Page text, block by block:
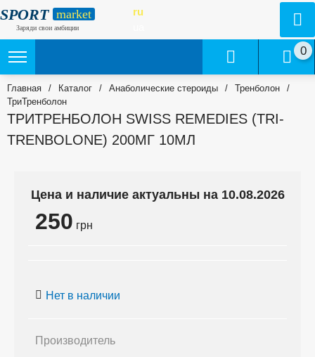
SPORT market
Заряди свои амбиции
ru
0
Главная / Каталог / Анаболические стероиды / Тренболон
/
ТриТренболон
ТРИТРЕНБОЛОН SWISS REMEDIES (TRI-
TRENBOLONE) 200МГ 10МЛ
Цена и наличие актуальны на 10.08.2026
250 грн
Нет в наличии
Производитель